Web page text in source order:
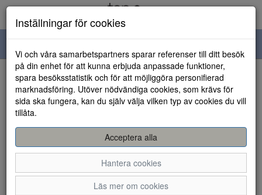
navigation
HEM
Inställningar för cookies
Vi och våra samarbetspartners sparar referenser till ditt besök
på din enhet för att kunna erbjuda anpassade funktioner,
spara besöksstatistik och för att möjliggöra personifierad
marknadsföring. Utöver nödvändiga cookies, som krävs för
sida ska fungera, kan du själv välja vilken typ av cookies du vill
tillåta.
Acceptera alla
Hantera cookies
Läs mer om cookies